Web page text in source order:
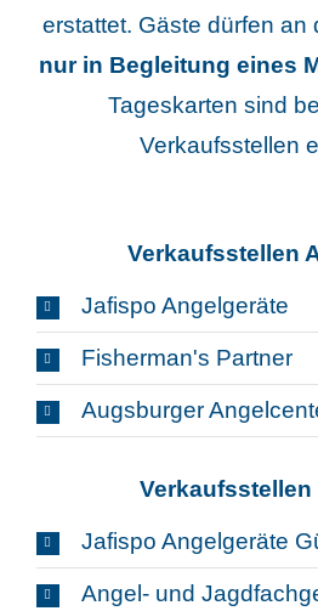
erstattet. Gäste dürfen an
nur in Begleitung eines
Tageskarten sind
Verkaufsstellen
Verkaufsstellen
Jafispo Angelgeräte
Fisherman's Partner
Augsburger
Verkaufsstellen
Jafispo Angelgeräte
Angel- und